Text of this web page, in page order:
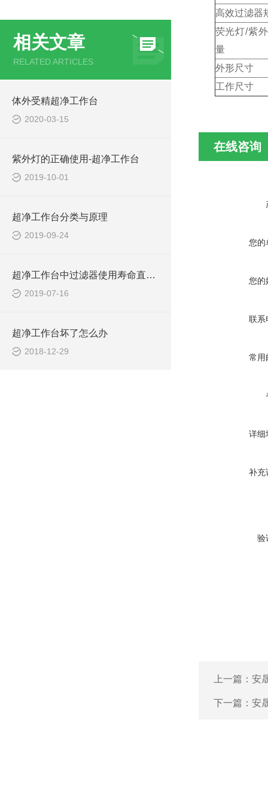
相关文章
RELATED ARTICLES
体外受精超净工作台
2020-03-15
紫外灯的正确使用-超净工作台
2019-10-01
超净工作台分类与原理
2019-09-24
超净工作台中过滤器使用寿命直接相关
2019-07-16
超净工作台坏了怎么办
2018-12-29
高效过滤器
荧光灯/紫
量
外形尺
工作
在线咨询
您的
您的
联系
常用
详细
补充
验
上一篇： 安
下一篇： 安